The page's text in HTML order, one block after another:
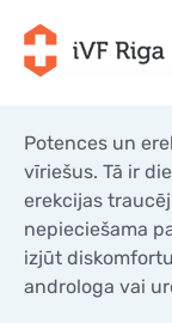
LV
PAR MUMS
LV
EN
PAR MUMS
Potences un
vīriešus. Tā ir
erekcijas
nepieciešama
izjūt
androloga vai